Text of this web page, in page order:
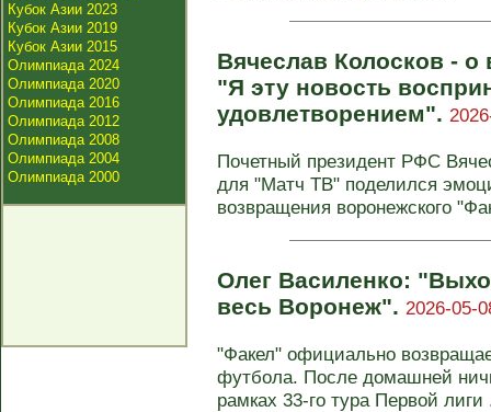
Кубок Азии 2023
Кубок Азии 2019
Кубок Азии 2015
Олимпиада 2024
Олимпиада 2020
Олимпиада 2016
Олимпиада 2012
Олимпиада 2008
Олимпиада 2004
Олимпиада 2000
Вячеслав Колосков -
"Я эту новость
удовлетворением".
Почетный президент РФС
для "Матч ТВ" поделился
возвращения воронежского
Олег Василенко:
весь Воронеж". 2026-05-
"Факел" официально
футбола. После домашней
рамках 33-го тура Первой лиги